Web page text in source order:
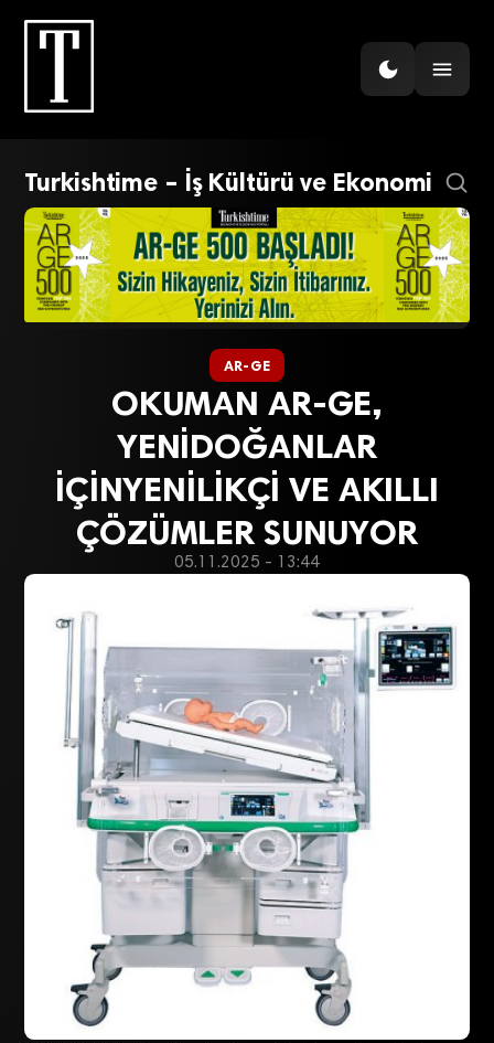
Turkishtime – İş Kültürü ve Ekonomi
AR-GE
OKUMAN AR-GE,
YENİDOĞANLAR
İÇİNYENİLİKÇİ VE AKILLI
ÇÖZÜMLER SUNUYOR
05.11.2025 - 13:44